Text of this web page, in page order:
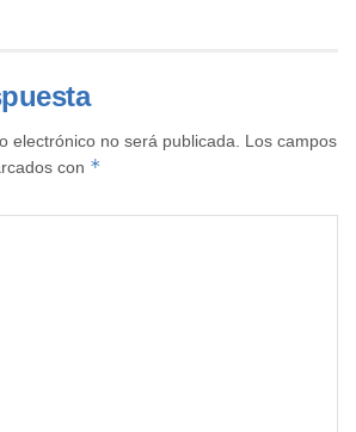
electrónico no será publicada.
Los campos
con *